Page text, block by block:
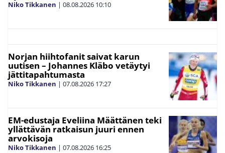
Niko Tikkanen | 08.08.2026 10:10
Norjan hiihtofanit saivat karun
uutisen – Johannes Kläbo vetäytyi
jättitapahtumasta
Niko Tikkanen | 07.08.2026 17:27
EM-edustaja Eveliina Määttänen teki
yllättävän ratkaisun juuri ennen
arvokisoja
Niko Tikkanen | 07.08.2026 16:25